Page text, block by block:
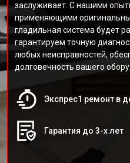
заслуживает. С нашими
применяющими
гладильная система будет
гарантируем точную
любых неисправностей,
долговечность вашего
Экспрес1 ремонт в
Гарантия до 3-х лет